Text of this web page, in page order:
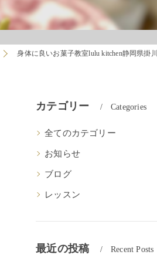
身体に良いお菓子教室lulu kitchen静岡県
カテゴリー Categories
全てのカテゴリー
お知らせ
ブログ
レッスン
最近の投稿 Recent Posts